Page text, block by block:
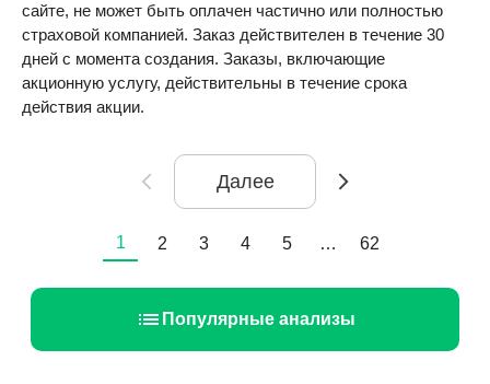
сайте, не может быть оплачен частично или полностью
страховой компанией. Заказ действителен в течение 30
дней с момента создания. Заказы, включающие
акционную услугу, действительны в течение срока
действия акции.
Далее
1 2 3 4 5 … 62
Популярные анализы